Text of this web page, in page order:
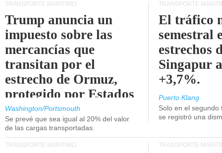
TRANSPORTE MARÍTIMO
Trump anuncia un
impuesto sobre las
mercancías que
transitan por el
estrecho de Ormuz,
protegido por Estados
Unidos.
Washington/Portsmouth
Se prevé que sea igual al 20% del valor
de las cargas transportadas.
TRANSPORTE
El tráfico
semestral
estrechos
Singapur
+3,7%.
Puerto Klang
Solo en el
se registró una
TRANSPORTE MARÍTIMO TRANSPORTE